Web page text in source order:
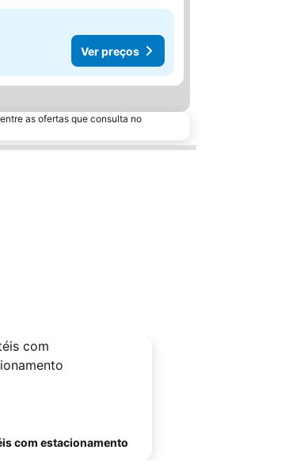
Ver preços
as ofertas que consulta no
com estacionamento